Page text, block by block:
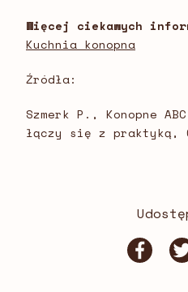
Więcej ciekawych
Kuchnia konopna
Źródła:
Szmerk P., Konopne
łączy się z praktyką,